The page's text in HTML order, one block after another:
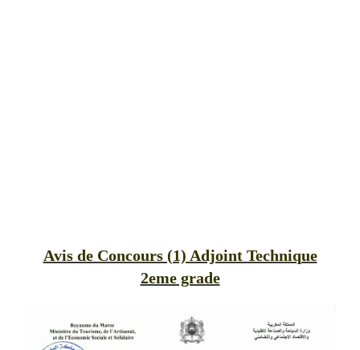
Avis de Concours (1) Adjoint Technique
2eme grade